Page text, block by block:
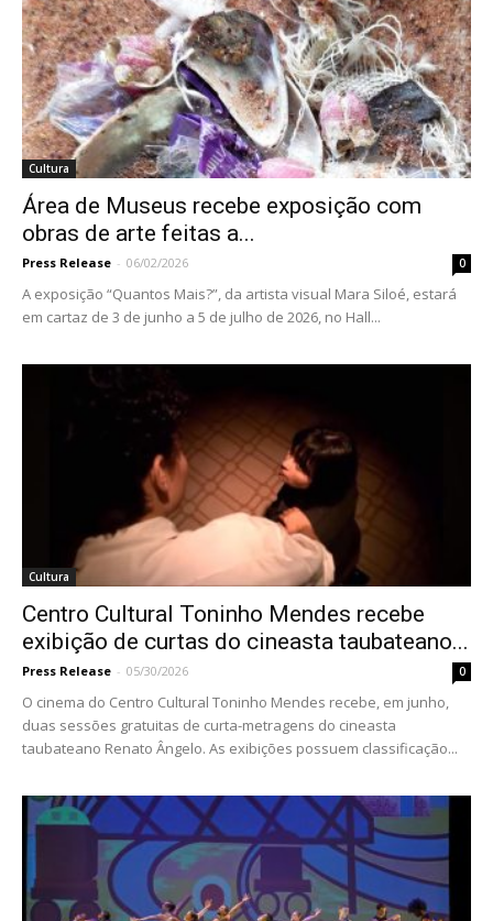
Cultura
Área de Museus recebe exposição com
obras de arte feitas a...
Press Release - 06/02/2026 0
A exposição “Quantos Mais?”, da artista visual Mara Siloé, estará
em cartaz de 3 de junho a 5 de julho de 2026, no Hall...
Cultura
Centro Cultural Toninho Mendes recebe
exibição de curtas do cineasta taubateano...
Press Release - 05/30/2026 0
O cinema do Centro Cultural Toninho Mendes recebe, em junho,
duas sessões gratuitas de curta-metragens do cineasta
taubateano Renato Ângelo. As exibições possuem classificação...